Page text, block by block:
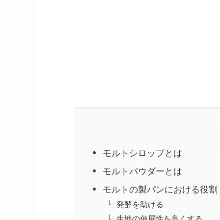
モルトシロップとは
モルトパウダーとは
モルトの製パンにおける役割
発酵を助ける